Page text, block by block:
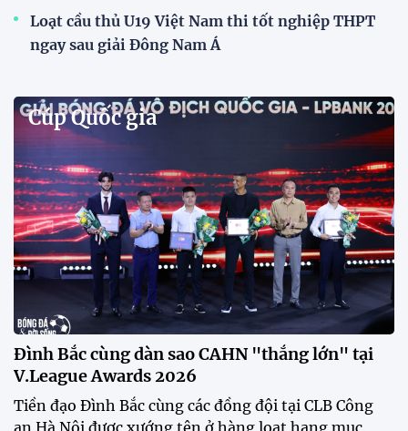
tập để theo dõi sao nhập tịch tuyển Việt Nam
Buổi tập của tuyển Việt Nam chiều nay (29/7) bất
ngờ thu hút sự chú ý của truyền thông Singapore
khi một phóng viên có mặt tại sân để trực tiếp theo
dõi màn thể hiện của các ngôi sao nhập tịch.
Đình Bắc cùng dàn sao CAHN "thắng lớn" tại
V.League Awards 2026
Festival bóng đá nữ trẻ 2026 lan tỏa đam mê tại
Đồng Tháp